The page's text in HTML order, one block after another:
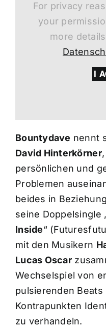
For privacy
your
more
I
Bountydave nennt
David Hinterkörner
persönlichen und
Problemen
beides in
seine Doppelsingle
Inside“
mit den Musikern
Lucas Oscar
Wechselspiel von
pulsierenden
Kontrapunkten
zu verhandeln.